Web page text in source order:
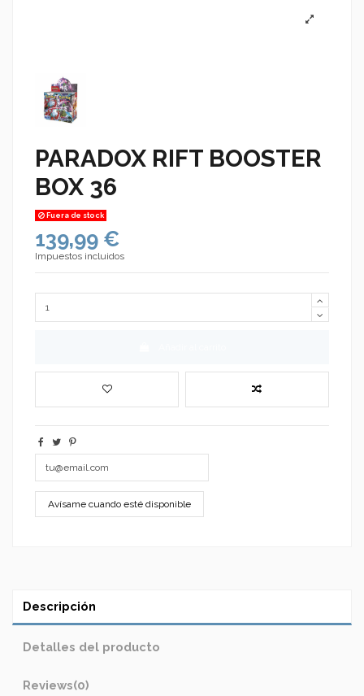
PARADOX RIFT BOOSTER
BOX 36
Fuera de stock
139,99 €
Impuestos incluidos
Descripción
Detalles del producto
Reviews(0)